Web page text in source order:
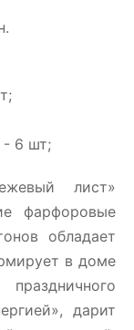
- 6 шт;
лист»
фарфоровые
обладает
в доме
дарит